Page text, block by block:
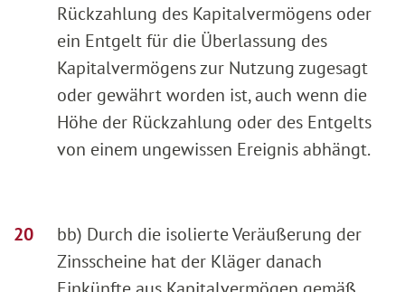
Rückzahlung des Kapitalvermögens oder
ein Entgelt für die Überlassung des
Kapitalvermögens zur Nutzung zugesagt
oder gewährt worden ist, auch wenn die
Höhe der Rückzahlung oder des Entgelts
von einem ungewissen Ereignis abhängt.
bb) Durch die isolierte Veräußerung der
Zinsscheine hat der Kläger danach